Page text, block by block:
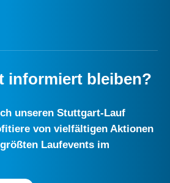
informiert bleiben?
unseren Stuttgart-Lauf
von vielfältigen Aktionen
Laufevents im